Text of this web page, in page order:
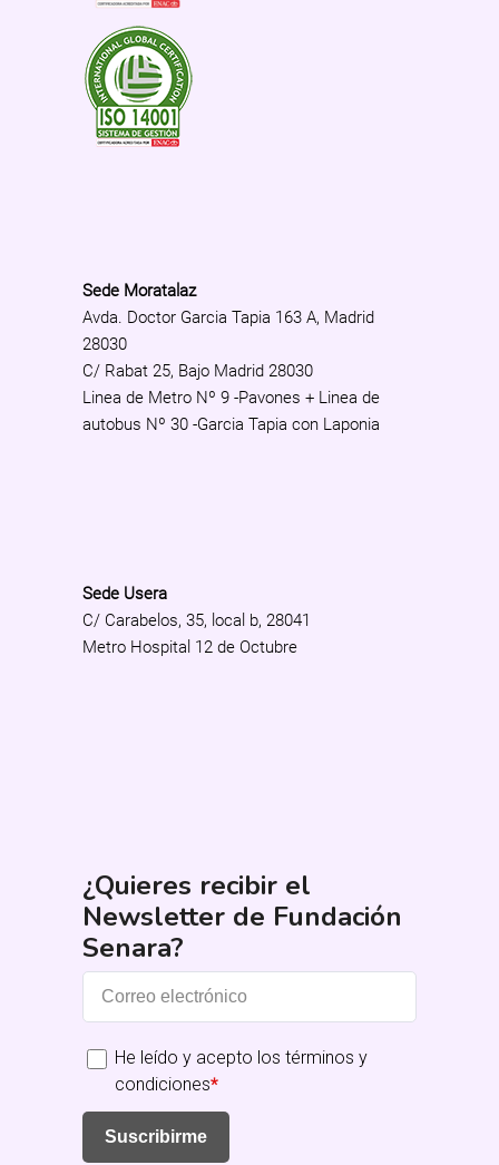
Sede Moratalaz
Avda. Doctor Garcia Tapia 163 A, Madrid
28030
C/ Rabat 25, Bajo Madrid 28030
Linea de Metro Nº 9 -Pavones + Linea de
autobus Nº 30 -Garcia Tapia con Laponia
Sede Usera
C/ Carabelos, 35, local b, 28041
Metro Hospital 12 de Octubre
¿Quieres recibir el
Newsletter de Fundación
Senara?
He leído y acepto los términos y
condiciones*
Suscribirme